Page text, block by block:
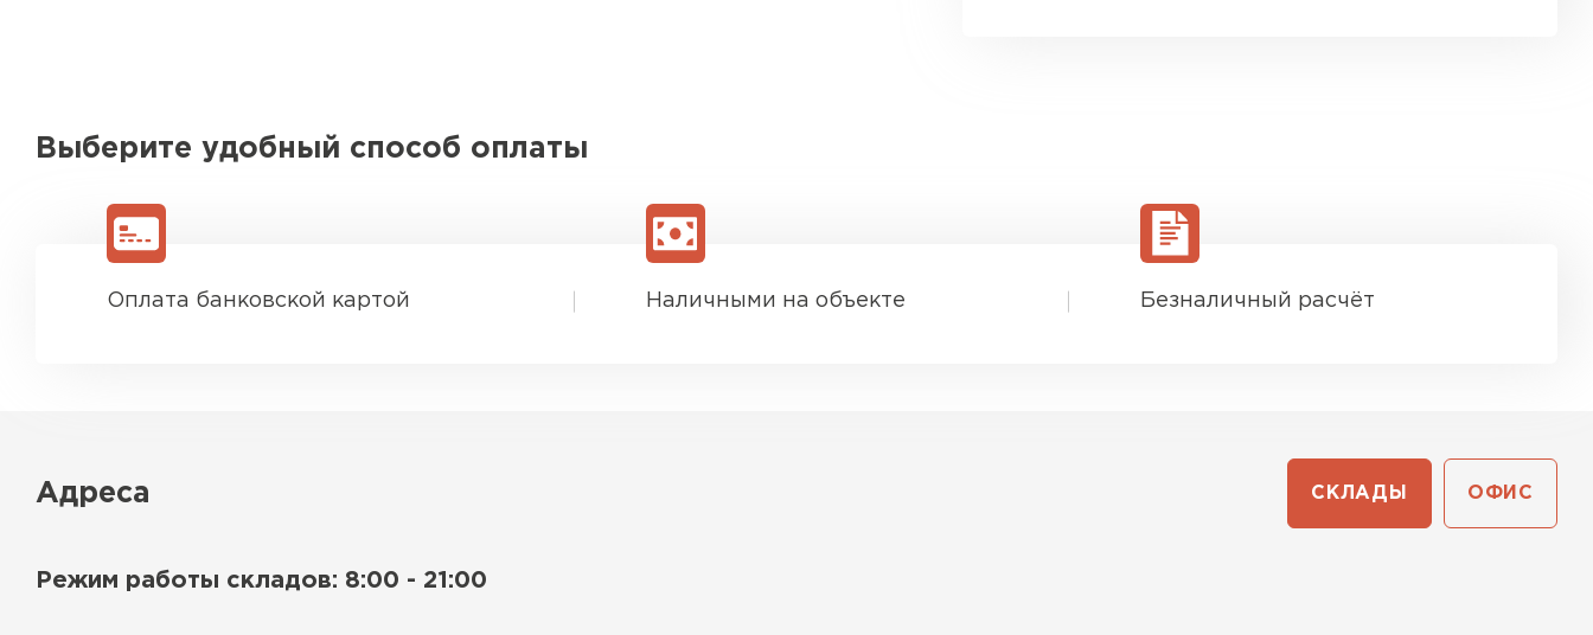
Выберите удобный способ оплаты
Оплата банковской картой Наличными на объекте Безналичный расчёт
Адреса СКЛАДЫ ОФИС
Режим работы складов: 8:00 - 21:00